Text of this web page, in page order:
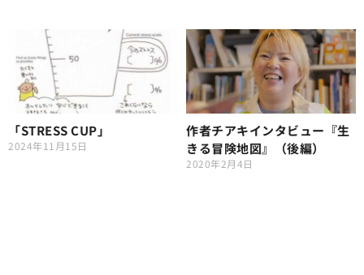
「STRESS CUP」
2024年11月15日
作者チアキインタビュー『生
きる冒険地図』（後編）
2020年2月4日